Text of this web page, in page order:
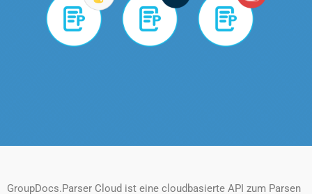
GroupDocs.Parser Cloud ist eine cloudbasierte API zum Parsen